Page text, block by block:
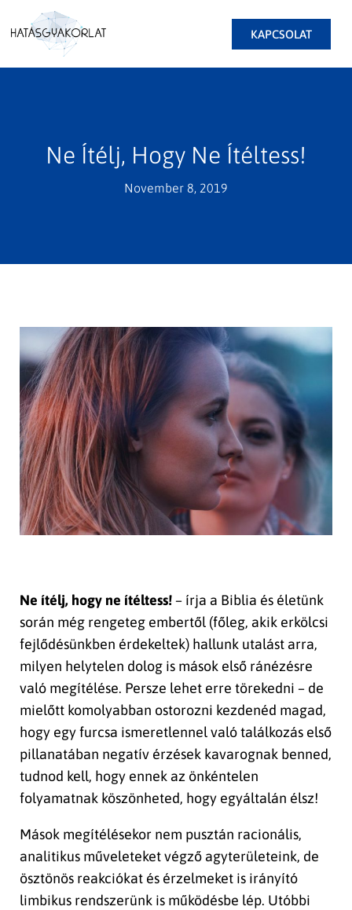
KAPCSOLAT
Ne Ítélj, Hogy Ne Ítéltess!
November 8, 2019
Ne ítélj, hogy ne ítéltess!– írja a Biblia és életünk
során még rengeteg embertől (főleg, akik erkölcsi
fejlődésünkben érdekeltek) hallunk utalást arra,
milyen helytelen dolog is mások első ránézésre
való megítélése. Persze lehet erre törekedni – de
mielőtt komolyabban ostorozni kezdenéd magad,
hogy egy furcsa ismeretlennel való találkozás első
pillanatában negatív érzések kavarognak benned,
tudnod kell, hogy ennek az önkéntelen
folyamatnak köszönheted, hogy egyáltalán élsz!
Mások megítélésekor nem pusztán racionális,
analitikus műveleteket végző agyterületeink, de
ösztönös reakciókat és érzelmeket is irányító
limbikus rendszerünk is működésbe lép. Utóbbi